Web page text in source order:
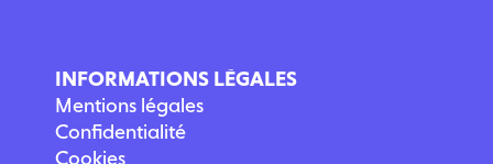
INFORMATIONS LÉGALES
Mentions légales
Confidentialité
Cookies